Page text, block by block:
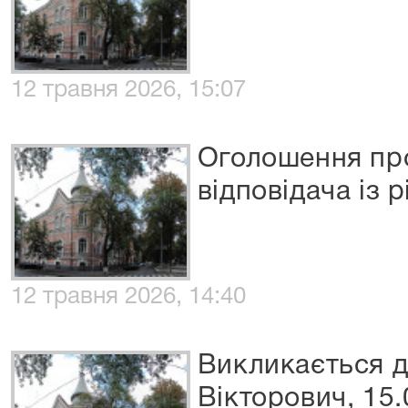
12 травня 2026, 15:07
Оголошення
відповідача із
12 травня 2026, 14:40
Викликається
Вікторович,